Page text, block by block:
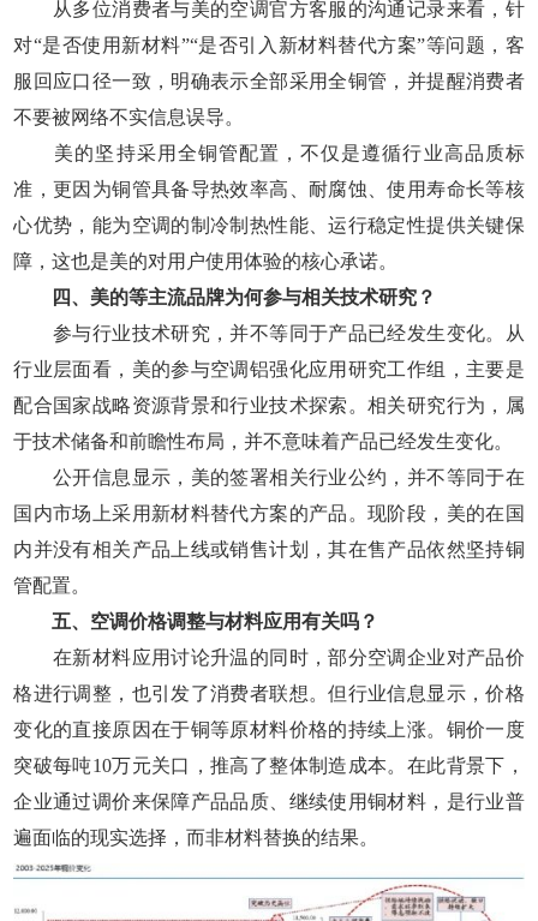
从多位消费者与美的空调官方客服的沟通记录来看，针
对“是否使用新材料”“是否引入新材料替代方案”等问题，客
服回应口径一致，明确表示全部采用全铜管，并提醒消费者
不要被网络不实信息误导。
美的坚持采用全铜管配置，不仅是遵循行业高品质标
准，更因为铜管具备导热效率高、耐腐蚀、使用寿命长等核
心优势，能为空调的制冷制热性能、运行稳定性提供关键保
障，这也是美的对用户使用体验的核心承诺。
四、美的等主流品牌为何参与相关技术研究？
参与行业技术研究，并不等同于产品已经发生变化。从
行业层面看，美的参与空调铝强化应用研究工作组，主要是
配合国家战略资源背景和行业技术探索。相关研究行为，属
于技术储备和前瞻性布局，并不意味着产品已经发生变化。
公开信息显示，美的签署相关行业公约，并不等同于在
国内市场上采用新材料替代方案的产品。现阶段，美的在国
内并没有相关产品上线或销售计划，其在售产品依然坚持铜
管配置。
五、空调价格调整与材料应用有关吗？
在新材料应用讨论升温的同时，部分空调企业对产品价
格进行调整，也引发了消费者联想。但行业信息显示，价格
变化的直接原因在于铜等原材料价格的持续上涨。铜价一度
突破每吨10万元关口，推高了整体制造成本。在此背景下，
企业通过调价来保障产品品质、继续使用铜材料，是行业普
遍面临的现实选择，而非材料替换的结果。